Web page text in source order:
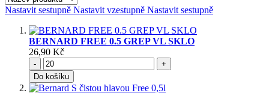
Nastavit sestupně Nastavit vzestupně Nastavit sestupně
BERNARD FREE 0.5 GREP VL SKLO
26,90 Kč
-
+
Do košíku